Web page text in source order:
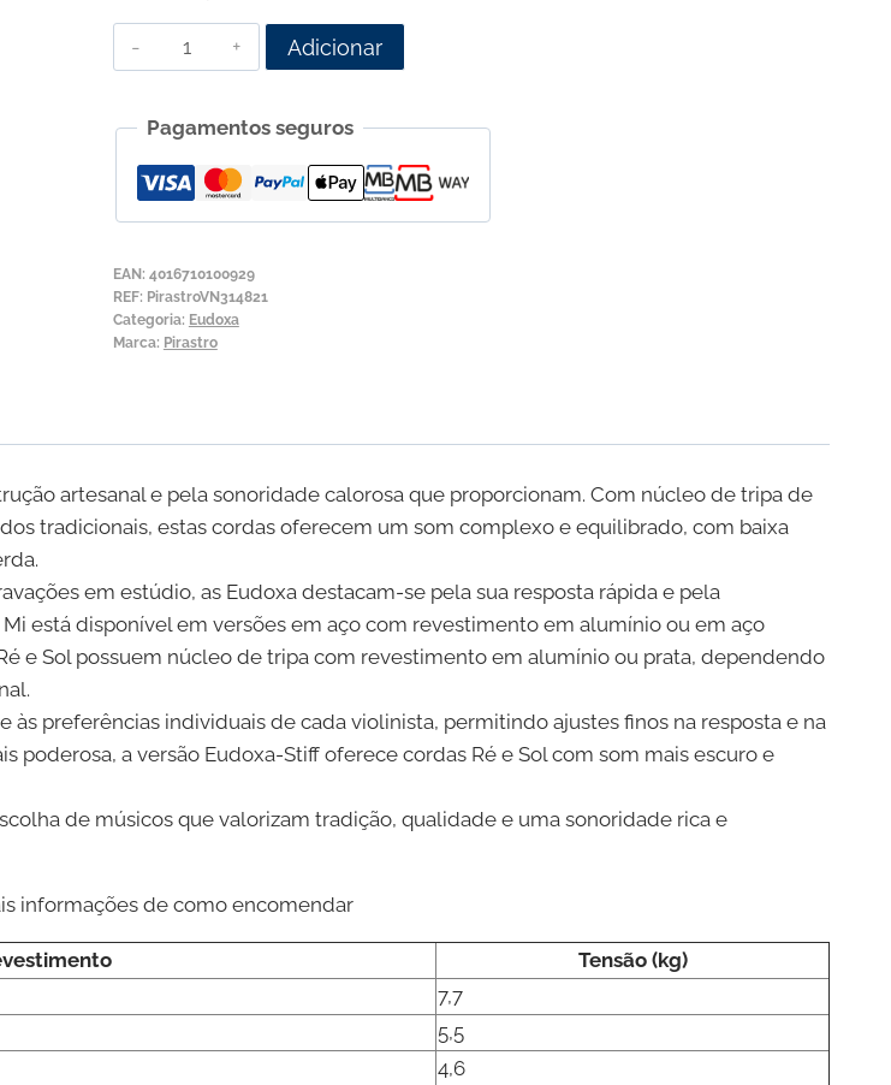
Quantidade
de
para
Violino
Pirastro
Laço
Aço-
Alumínio
Adicionar
Pagamentos seguros
EAN: 4016710100929
REF: PirastroVN314821
Categoria: Eudoxa
Marca: Pirastro
artesanal e pela sonoridade calorosa que proporcionam. Com núcleo de tripa de
tradicionais, estas cordas oferecem um som complexo e equilibrado, com baixa
em estúdio, as Eudoxa destacam-se pela sua resposta rápida e pela
está disponível em versões em aço com revestimento em alumínio ou em aço
e Sol possuem núcleo de tripa com revestimento em alumínio ou prata, dependendo
às preferências individuais de cada violinista, permitindo ajustes finos na resposta e na
poderosa, a versão Eudoxa-Stiff oferece cordas Ré e Sol com som mais escuro e
de músicos que valorizam tradição, qualidade e uma sonoridade rica e
informações de como encomendar
Tensão (kg)
7,7
5,5
4,6